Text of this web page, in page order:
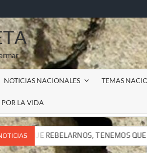
NOTICIAS NACIONALES TEMAS
POR LA VIDA
QUE VIVIR. CARTA DEL